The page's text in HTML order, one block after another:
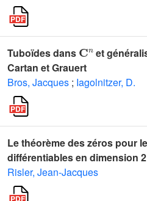
Tuboïdes dans
et
Cartan et Grauert
Bros, Jacques ; Iagolnitzer, D.
Le théorème des zéros pour
différentiables en dimension
Risler, Jean-Jacques